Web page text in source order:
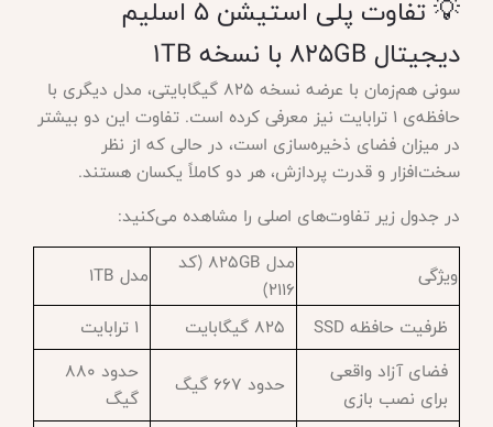
💡 تفاوت پلی استیشن 5 اسلیم
دیجیتال 825GB با نسخه 1TB
سونی هم‌زمان با عرضه نسخه 825 گیگابایتی، مدل دیگری با
حافظه‌ی 1 ترابایت نیز معرفی کرده است. تفاوت این دو بیشتر
در میزان فضای ذخیره‌سازی است، در حالی که از نظر
سخت‌افزار و قدرت پردازش، هر دو کاملاً یکسان هستند.
در جدول زیر تفاوت‌های اصلی را مشاهده می‌کنید:
ویژگی
مدل 825GB (کد
2116)
مدل 1TB
ظرفیت حافظه SSD
825 گیگابایت
1 ترابایت
فضای آزاد واقعی
برای نصب بازی
حدود 667 گیگ
حدود 880
گیگ